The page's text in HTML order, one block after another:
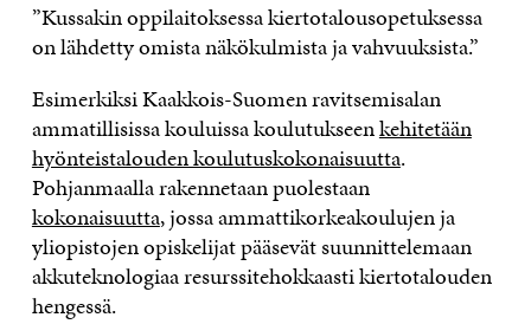
”Kussakin oppilaitoksessa kiertotalousopetuksessa
on lähdetty omista näkökulmista ja vahvuuksista.”
Esimerkiksi Kaakkois-Suomen ravitsemisalan
ammatillisissa kouluissa koulutukseenkehitetään
hyönteistalouden koulutuskokonaisuutta.
Pohjanmaalla rakennetaan puolestaan
kokonaisuutta, jossa ammattikorkeakoulujen ja
yliopistojen opiskelijat pääsevät suunnittelemaan
akkuteknologiaa resurssitehokkaasti kiertotalouden
hengessä.